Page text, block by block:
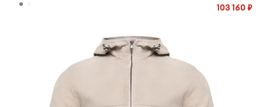
103 160 ₽